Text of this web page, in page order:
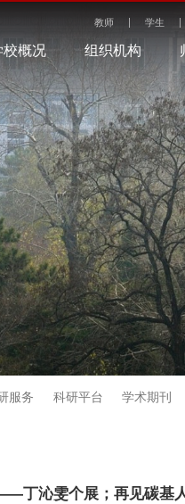
教师 学生
校概况 组织机构
服务 科研平台 学术期刊
丁沁雯个展；再见碳